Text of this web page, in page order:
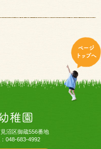
沼区御蔵556番地
048-683-4992